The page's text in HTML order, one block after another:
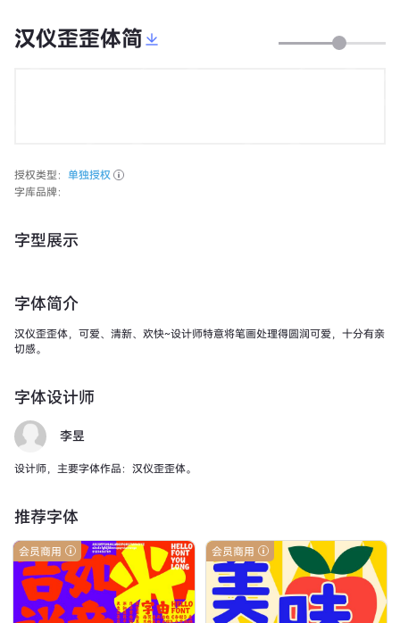
汉仪歪歪体简
授权类型： 单独授权
字库品牌：
字型展示
字体简介
汉仪歪歪体，可爱、清新、欢快~设计师特意将笔画处理得圆润可爱，十分有亲
切感。
字体设计师
李昱
设计师，主要字体作品：汉仪歪歪体。
推荐字体
会员商用 会员商用